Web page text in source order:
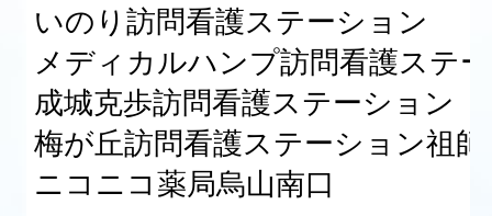
いのり訪問看護ステーション
メディカルハンプ訪問看護ステ
成城克歩訪問看護ステーション
梅が丘訪問看護ステーション祖師
ニコニコ薬局烏山南口